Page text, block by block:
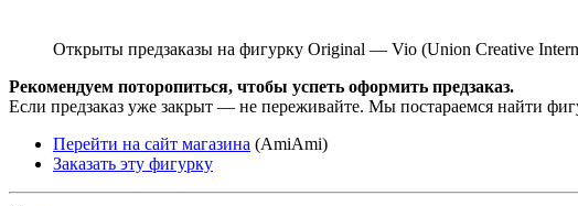
Открыты предзаказы на фигурку Original — Vio (Union Creative
Рекомендуем поторопиться, чтобы успеть оформить предзаказ.
Если предзаказ уже закрыт — не переживайте. Мы постараемся найти
Перейти на сайт магазина (AmiAmi)
Заказать эту фигурку